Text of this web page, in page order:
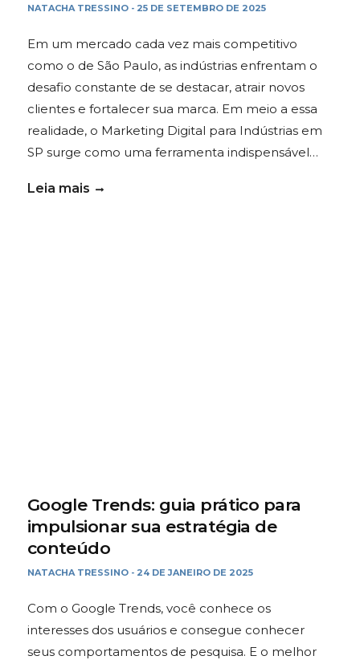
NATACHA TRESSINO - 25 DE SETEMBRO DE 2025
Em um mercado cada vez mais competitivo
como o de São Paulo, as indústrias enfrentam o
desafio constante de se destacar, atrair novos
clientes e fortalecer sua marca. Em meio a essa
realidade, o Marketing Digital para Indústrias em
SP surge como uma ferramenta indispensável…
Leia mais
Google Trends: guia prático para
impulsionar sua estratégia de
conteúdo
NATACHA TRESSINO - 24 DE JANEIRO DE 2025
Com o Google Trends, você conhece os
interesses dos usuários e consegue conhecer
seus comportamentos de pesquisa. E o melhor